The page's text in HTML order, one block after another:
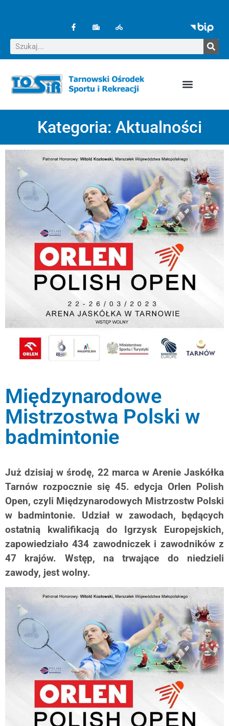
Kategoria: Aktualności
Międzynarodowe
Mistrzostwa Polski w
badmintonie
Już dzisiaj w środę, 22 marca w Arenie Jaskółka
Tarnów rozpocznie się 45. edycja Orlen Polish
Open, czyli Międzynarodowych Mistrzostw Polski
w badmintonie. Udział w zawodach, będących
ostatnią kwalifikacją do Igrzysk Europejskich,
zapowiedziało 434 zawodniczek i zawodników z
47 krajów. Wstęp, na trwające do niedzieli
zawody, jest wolny.